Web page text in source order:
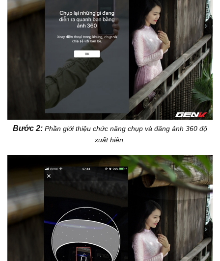
Bước 2: Phần giới thiệu chức năng chụp và đăng ảnh 360 độ
xuất hiện.